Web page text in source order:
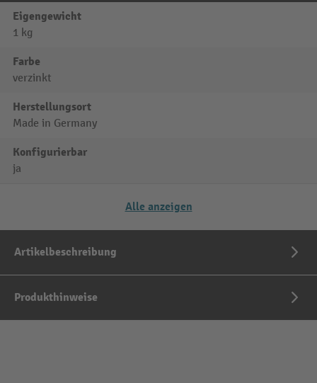
Eigengewicht
1 kg
Farbe
verzinkt
Herstellungsort
Made in Germany
Konfigurierbar
ja
Alle anzeigen
Artikelbeschreibung
Produkthinweise